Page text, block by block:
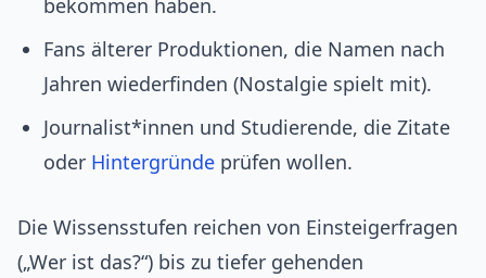
bekommen haben.
Fans älterer Produktionen, die Namen nach
Jahren wiederfinden (Nostalgie spielt mit).
Journalist*innen und Studierende, die Zitate
oder Hintergründe prüfen wollen.
Die Wissensstufen reichen von Einsteigerfragen
(„Wer ist das?“) bis zu tiefer gehenden